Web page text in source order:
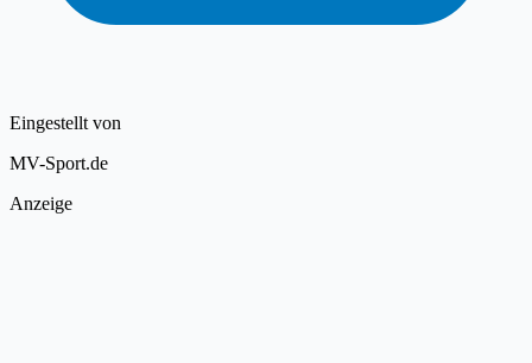
Eingestellt von
MV-Sport.de
Anzeige